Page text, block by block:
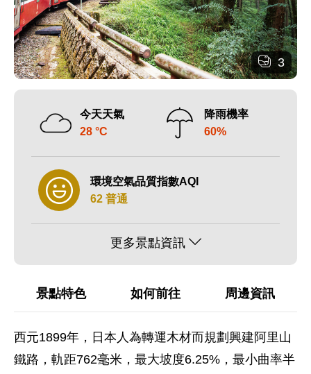
3
今天天氣
28 °C
降雨機率
60%
環境空氣品質指數AQI
62 普通
更多景點資訊
景點特色 如何前往 周邊資訊
西元1899年，日本人為轉運木材而規劃興建阿里山
鐵路，軌距762毫米，最大坡度6.25%，最小曲率半